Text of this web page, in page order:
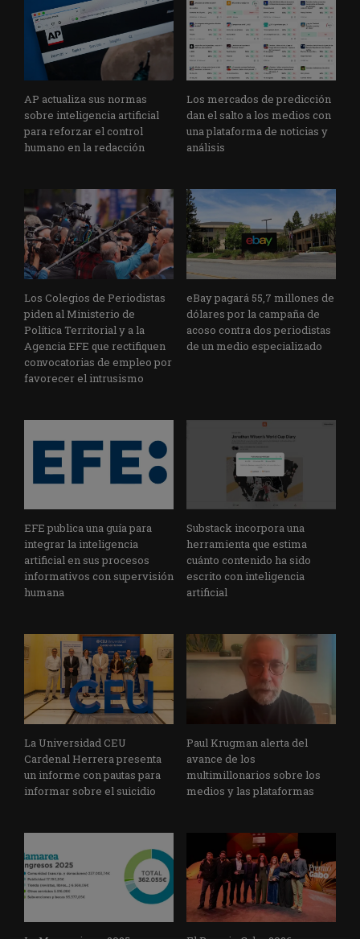
AP actualiza sus normas
sobre inteligencia artificial
para reforzar el control
humano en la redacción
Los mercados de predicción
dan el salto a los medios con
una plataforma de noticias y
análisis
Los Colegios de Periodistas
piden al Ministerio de
Política Territorial y a la
Agencia EFE que rectifiquen
convocatorias de empleo por
favorecer el intrusismo
eBay pagará 55,7 millones de
dólares por la campaña de
acoso contra dos periodistas
de un medio especializado
EFE publica una guía para
integrar la inteligencia
artificial en sus procesos
informativos con supervisión
humana
Substack incorpora una
herramienta que estima
cuánto contenido ha sido
escrito con inteligencia
artificial
La Universidad CEU
Cardenal Herrera presenta
un informe con pautas para
informar sobre el suicidio
Paul Krugman alerta del
avance de los
multimillonarios sobre los
medios y las plataformas